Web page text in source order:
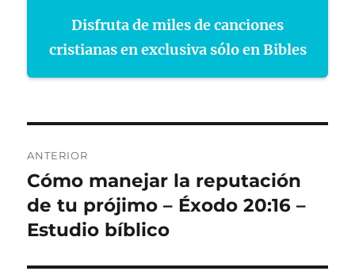
Disfruta de miles de canciones
cristianas en exclusiva sólo en Bibles
de
entradas
ANTERIOR
Entrada
anterior:
Cómo manejar la reputación
de tu prójimo – Éxodo 20:16 –
Estudio bíblico